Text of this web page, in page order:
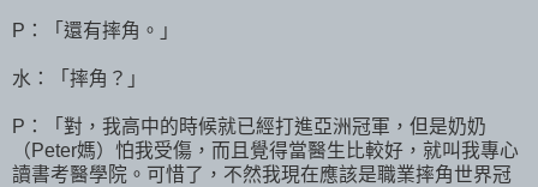
P：「還有摔角。」
水：「摔角？」
P：「對，我高中的時候就已經打進亞洲冠軍，但是奶奶
（Peter媽）怕我受傷，而且覺得當醫生比較好，就叫我專心
讀書考醫學院。可惜了，不然我現在應該是職業摔角世界冠